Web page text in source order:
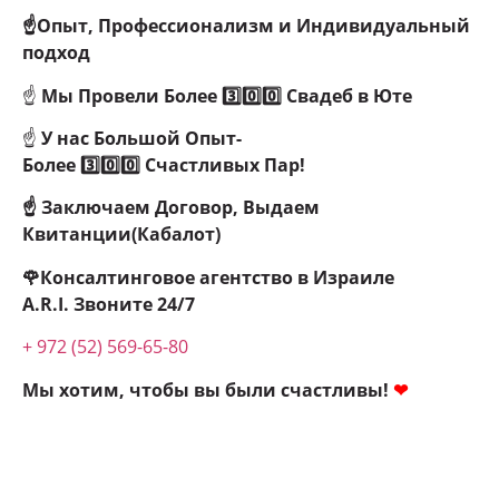
☝Опыт, Профессионализм и Индивидуальный
подход
☝ Мы Провели Более 3️⃣0️⃣0️⃣ Свадеб в Юте
☝ У нас Большой Опыт-
Более3️⃣0️⃣0️⃣ Счастливых Пар!
☝ Заключаем Договор, Выдаем
Квитанции(Кабалот)
🌹Консалтинговое агентство в Израиле
A.R.I. Звоните 24/7
+ 972 (52) 569-65-80
Мы хотим, чтобы вы были счастливы! ❤